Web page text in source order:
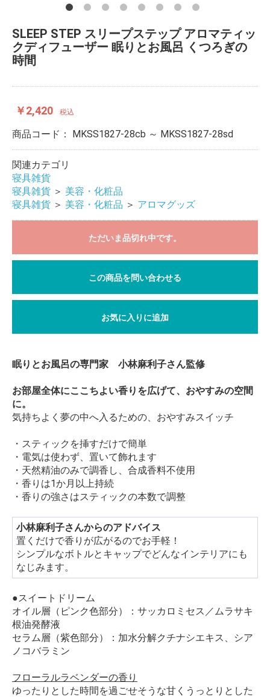
SLEEP STEP スリープステップ アロマティッ
クディフューザー 眠りとお風呂 くつろぎの
時間
￥2,420 税込
商品コード： MKSS1827-28cb ～ MKSS1827-28sd
関連カテゴリ
寝具雑貨
寝具雑貨 ＞ 美容・化粧品
寝具雑貨 ＞ 美容・化粧品 ＞ アロマグッズ
ただいま品切れ中です。
この商品を問い合わせる
お気に入りに追加
眠りとお風呂の専門家 小林麻利子さん監修
お部屋全体にここちよい香りを広げて、おやすみの空間
に。
気持ちよく夢の中へ入るための、おやすみスイッチ
・スティックを挿すだけで簡単
・電気は使わず、置いて飾れます
・天然精油のみで調香し、合成香料不使用
・香りは1か月以上持続
・香りの強さはスティックの本数で調整
小林麻利子さんからのアドバイス
置くだけで香りが広がるのでお手軽！
シンプルなボトルとキャップでどんなインテリアにも
なじみます。
●スイートドリーム
オイル層（ピンク色部分）：サッカロミセス／ムラサキ
根油発酵液
セラム層（紫色部分）：加水分解クチナシエキス、シア
ノコバラミン
フローラルラベンダーの香り
ゆったりとした時間を過ごせそうな甘くうっとりとした